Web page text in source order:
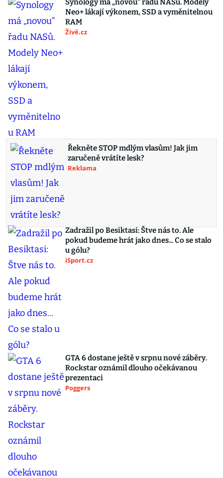
Synology má „novou“ řadu NASů. Modely
Neo+ lákají výkonem, SSD a vyměnitelnou
RAM
Živě.cz
Řekněte STOP mdlým vlasům! Jak jim
zaručeně vrátíte lesk?
Reklama
Zadražil po Besiktasi: Štve nás to. Ale
pokud budeme hrát jako dnes... Co se stalo
u gólu?
iSport.cz
GTA 6 dostane ještě v srpnu nové záběry.
Rockstar oznámil dlouho očekávanou
prezentaci
Poggers